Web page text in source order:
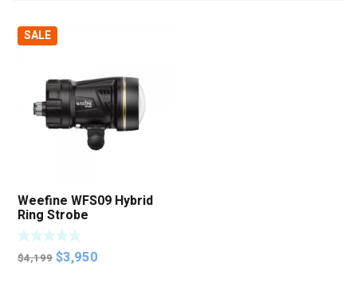
SALE
Weefine WFS09 Hybrid
Ring Strobe
$4,199 Original
$3,950